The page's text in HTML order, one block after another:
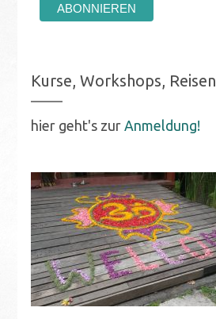
Kurse, Workshops, Reisen
hier geht's zur Anmeldung!